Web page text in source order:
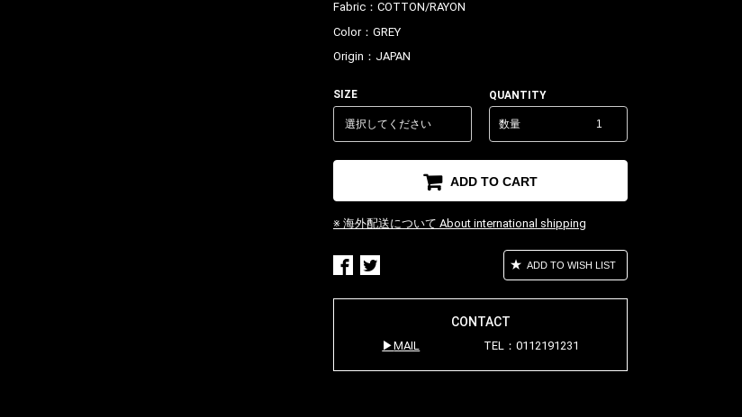
Fabric： COTTON/RAYON
Color： GREY
Origin： JAPAN
SIZE QUANTITY
数量
ADD TO CART
※ 海外配送について About international shipping
ADD TO WISH LIST
CONTACT
MAIL TEL：0112191231